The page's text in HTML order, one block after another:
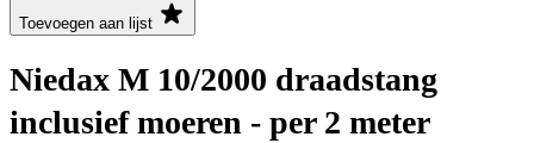
Toevoegen aan lijst
Niedax M 10/2000 draadstang
inclusief moeren - per 2 meter